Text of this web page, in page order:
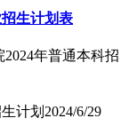
生计划表
年普通本科招
计划 2024/6/29